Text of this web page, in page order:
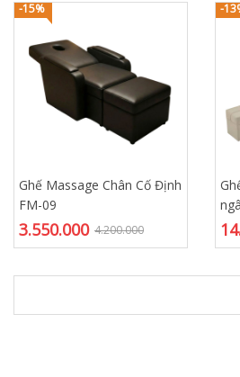
-15%
Ghế Massage Chân Cố Định
FM-09
4.200.000
3.550.000
-